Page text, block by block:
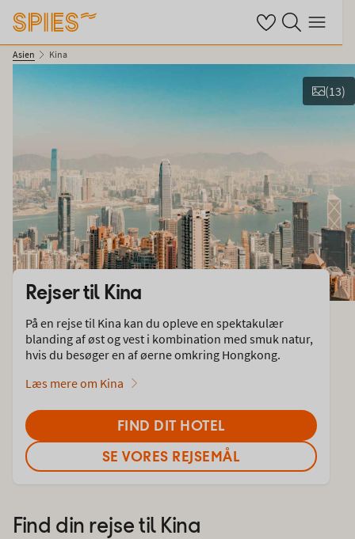
Se dine gemte
Søg på spies.dk
Menu
Asien Kina
Vis billeder
(13)
Rejser til Kina
På en rejse til Kina kan du opleve en spektakulær
blanding af øst og vest i kombination med smuk natur,
hvis du besøger en af øerne omkring Hongkong.
Læs mere om Kina
FIND DIT HOTEL
SE VORES REJSEMÅL
Find din rejse til Kina